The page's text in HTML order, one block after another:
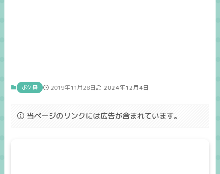
ポケ森 2019年11月28日 2024年12月4日
当ページのリンクには広告が含まれています。